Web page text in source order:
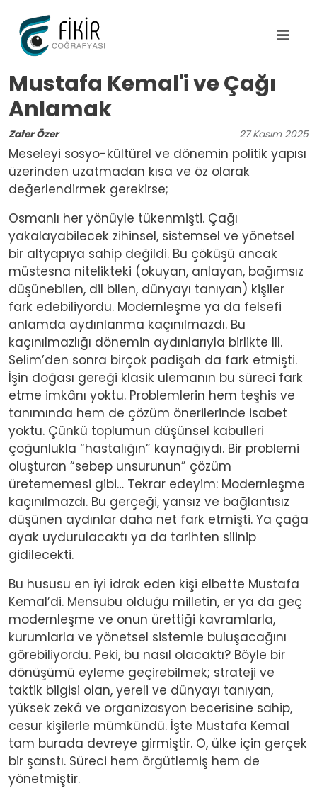
Mustafa Kemal'i ve Çağı
Anlamak
Zafer Özer 27 Kasım 2025
Meseleyi sosyo-kültürel ve dönemin politik yapısı
üzerinden uzatmadan kısa ve öz olarak
değerlendirmek gerekirse;
Osmanlı her yönüyle tükenmişti. Çağı
yakalayabilecek zihinsel, sistemsel ve yönetsel
bir altyapıya sahip değildi. Bu çöküşü ancak
müstesna nitelikteki (okuyan, anlayan, bağımsız
düşünebilen, dil bilen, dünyayı tanıyan) kişiler
fark edebiliyordu. Modernleşme ya da felsefi
anlamda aydınlanma kaçınılmazdı. Bu
kaçınılmazlığı dönemin aydınlarıyla birlikte III.
Selim’den sonra birçok padişah da fark etmişti.
İşin doğası gereği klasik ulemanın bu süreci fark
etme imkânı yoktu. Problemlerin hem teşhis ve
tanımında hem de çözüm önerilerinde isabet
yoktu. Çünkü toplumun düşünsel kabulleri
çoğunlukla “hastalığın” kaynağıydı. Bir problemi
oluşturan “sebep unsurunun” çözüm
üretememesi gibi… Tekrar edeyim: Modernleşme
kaçınılmazdı. Bu gerçeği, yansız ve bağlantısız
düşünen aydınlar daha net fark etmişti. Ya çağa
ayak uydurulacaktı ya da tarihten silinip
gidilecekti.
Bu hususu en iyi idrak eden kişi elbette Mustafa
Kemal’di. Mensubu olduğu milletin, er ya da geç
modernleşme ve onun ürettiği kavramlarla,
kurumlarla ve yönetsel sistemle buluşacağını
görebiliyordu. Peki, bu nasıl olacaktı? Böyle bir
dönüşümü eyleme geçirebilmek; strateji ve
taktik bilgisi olan, yereli ve dünyayı tanıyan,
yüksek zekâ ve organizasyon becerisine sahip,
cesur kişilerle mümkündü. İşte Mustafa Kemal
tam burada devreye girmiştir. O, ülke için gerçek
bir şanstı. Süreci hem örgütlemiş hem de
yönetmiştir.